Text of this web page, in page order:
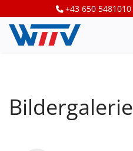
+43 650 5481010
Bildergalerie